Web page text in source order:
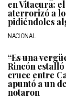
en Vitacura:
aterrorizó a
pidiéndoles
NACIONAL
“Es una
Rincón
cruce entre
apuntó a un
notaron